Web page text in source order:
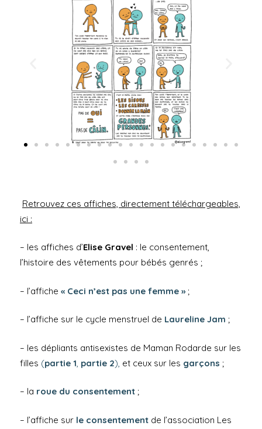
Retrouvez ces affiches, directement téléchargeables,
ici :
– les affiches d’Elise Gravel : le consentement,
l’histoire des vêtements pour bébés genrés ;
– l’affiche « Ceci n’est pas une femme » ;
– l’affiche sur le cycle menstruel de Laureline Jam ;
– les dépliants antisexistes de Maman Rodarde sur les
filles (partie 1, partie 2), et ceux sur les garçons ;
– la roue du consentement ;
– l’affiche sur le consentement de l’association Les